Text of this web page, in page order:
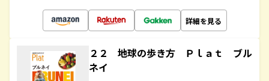
詳細を見る
２２ 地球の歩き方 Ｐｌａｔ ブル
ネイ